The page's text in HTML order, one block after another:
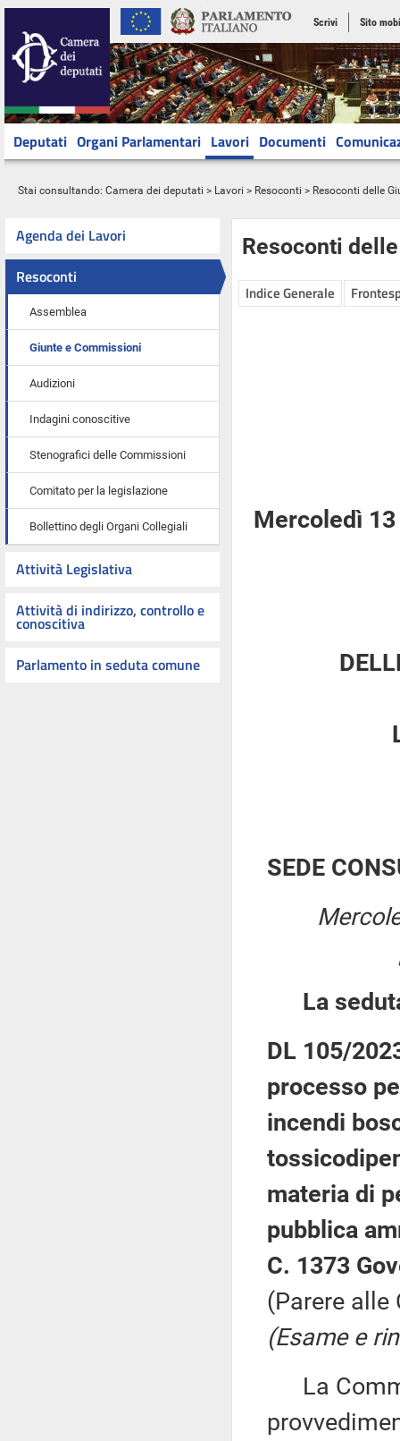
Scrivi Sito
Deputati Organi Parlamentari Lavori Documenti
Stai consultando: Camera dei deputati > Lavori > Resoconti > Resoconti delle
Agenda dei Lavori
Resoconti
Assemblea
Giunte e Commissioni
Audizioni
Indagini conoscitive
Stenografici delle Commissioni
Comitato per la legislazione
Bollettino degli Organi Collegiali
Attività Legislativa
Attività di indirizzo, controllo e
conoscitiva
Parlamento in seduta comune
Resoconti
Indice Generale
Mercoledì
SEDE
La
DL 105/
processo
incendi
materia di
pubblica
C. 1373
(Parere alle
(Esame e
La